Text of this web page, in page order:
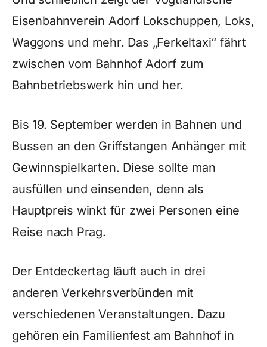
Eisenbahnverein Adorf Lokschuppen, Loks,
Waggons und mehr. Das „Ferkeltaxi“ fährt
zwischen vom Bahnhof Adorf zum
Bahnbetriebswerk hin und her.
Bis 19. September werden in Bahnen und
Bussen an den Griffstangen Anhänger mit
Gewinnspielkarten. Diese sollte man
ausfüllen und einsenden, denn als
Hauptpreis winkt für zwei Personen eine
Reise nach Prag.
Der Entdeckertag läuft auch in drei
anderen Verkehrsverbünden mit
verschiedenen Veranstaltungen. Dazu
gehören ein Familienfest am Bahnhof in